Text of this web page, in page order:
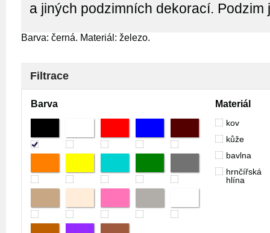
a jiných podzimních dekorací. Podzim
Barva: černá. Materiál: železo.
Filtrace
Barva Materiál
kov
kůže
bavlna
hrnčířská
hlína